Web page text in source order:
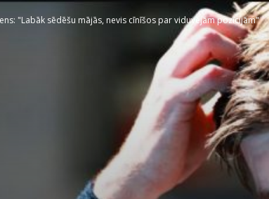
"Labāk sēdēšu mājās, nevis cīnīšos par viduvējām pozīcijām"